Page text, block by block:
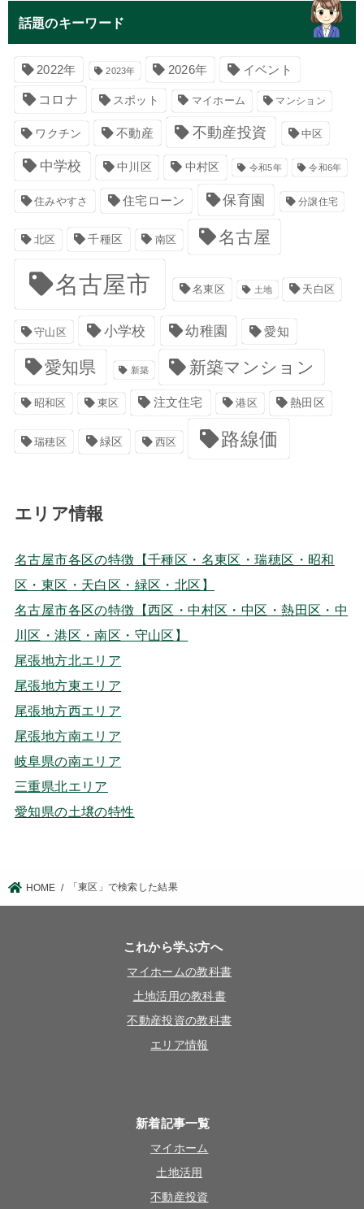
話題のキーワード
2022年 2023年 2026年 イベント
コロナ スポット マイホーム マンション
ワクチン 不動産 不動産投資 中区
中学校 中川区 中村区 令和5年 令和6年
住みやすさ 住宅ローン 保育園 分譲住宅
北区 千種区 南区 名古屋
名古屋市 名東区 土地 天白区
守山区 小学校 幼稚園 愛知
愛知県 新築 新築マンション
昭和区 東区 注文住宅 港区 熱田区
瑞穂区 緑区 西区 路線価
エリア情報
名古屋市各区の特徴【千種区・名東区・瑞穂区・昭和
区・東区・天白区・緑区・北区】
名古屋市各区の特徴【西区・中村区・中区・熱田区・中
川区・港区・南区・守山区】
尾張地方北エリア
尾張地方東エリア
尾張地方西エリア
尾張地方南エリア
岐阜県の南エリア
三重県北エリア
愛知県の土壌の特性
HOME 「東区」で検索した結果
これから学ぶ方へ
マイホームの教科書
土地活用の教科書
不動産投資の教科書
エリア情報
新着記事一覧
マイホーム
土地活用
不動産投資